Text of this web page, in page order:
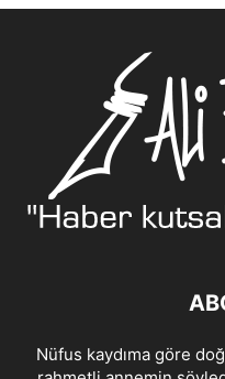
Nüfus kaydıma göre